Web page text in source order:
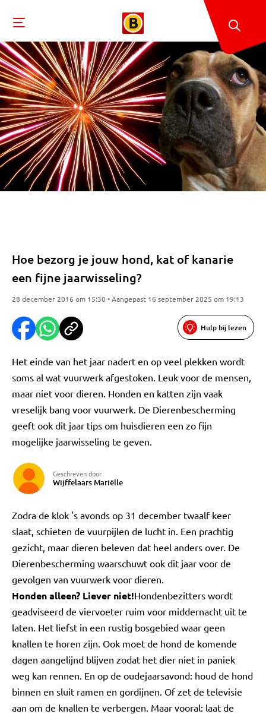
Hoe bezorg je jouw hond, kat of kanarie
een fijne jaarwisseling?
28 december 2016 om 15:30 • Aangepast 16 september 2025 om 19:13
Hulp bij lezen
Het einde van het jaar nadert en op veel plekken wordt
soms al wat vuurwerk afgestoken. Leuk voor de mensen,
maar niet voor dieren. Honden en katten zijn vaak
vreselijk bang voor vuurwerk. De Dierenbescherming
geeft ook dit jaar tips om huisdieren een zo fijn
mogelijke jaarwisseling te geven.
Geschreven door
Wijffelaars Mariëlle
Zodra de klok 's avonds op 31 december twaalf keer
slaat, schieten de vuurpijlen de lucht in. Een prachtig
gezicht, maar dieren beleven dat heel anders over. De
Dierenbescherming waarschuwt ook dit jaar voor de
gevolgen van vuurwerk voor dieren.
Honden alleen? Liever niet!Hondenbezitters wordt
geadviseerd de viervoeter ruim voor middernacht uit te
laten. Het liefst in een rustig bosgebied waar geen
knallen te horen zijn. Ook moet de hond de komende
dagen aangelijnd blijven zodat het dier niet in paniek
weg kan rennen. En op de oudejaarsavond: houd de hond
binnen en sluit ramen en gordijnen. Of zet de televisie
aan om de knallen te verbergen. Maar vooral: laat de